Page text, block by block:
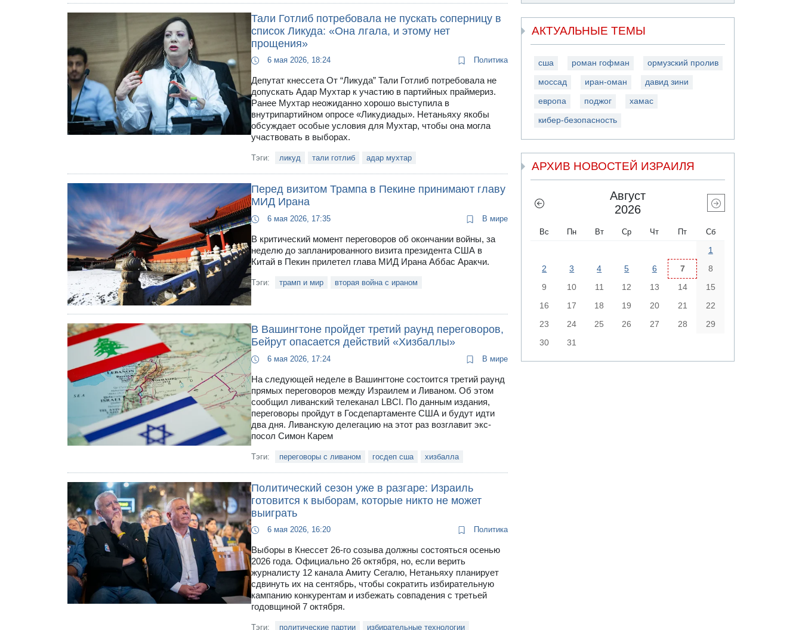
Тали Готлиб потребовала не пускать соперницу в
список Ликуда: «Она лгала, и этому нет
прощения»
6 мая 2026, 18:24 Политика
Депутат кнессета От “Ликуда” Тали Готлиб потребовала не
допускать Адар Мухтар к участию в партийных праймериз.
Ранее Мухтар неожиданно хорошо выступила в
внутрипартийном опросе «Ликудиады». Нетаньяху якобы
обсуждает особые условия для Мухтар, чтобы она могла
участвовать в выборах.
Тэги: ликуд тали готлиб адар мухтар
Перед визитом Трампа в Пекине принимают главу
МИД Ирана
6 мая 2026, 17:35 В мире
В критический момент переговоров об окончании войны, за
неделю до запланированного визита президента США в
Китай в Пекин прилетел глава МИД Ирана Аббас Аракчи.
Тэги: трамп и мир вторая война с ираном
В Вашингтоне пройдет третий раунд переговоров,
Бейрут опасается действий «Хизбаллы»
6 мая 2026, 17:24 В мире
На следующей неделе в Вашингтоне состоится третий раунд
прямых переговоров между Израилем и Ливаном. Об этом
сообщил ливанский телеканал LBCI. По данным издания,
переговоры пройдут в Госдепартаменте США и будут идти
два дня. Ливанскую делегацию на этот раз возглавит экс-
посол Симон Карем
Тэги: переговоры с ливаном госдеп сша хизбалла
Политический сезон уже в разгаре: Израиль
готовится к выборам, которые никто не может
выиграть
6 мая 2026, 16:20 Политика
Выборы в Кнессет 26-го созыва должны состояться осенью
2026 года. Официально 26 октября, но, если верить
журналисту 12 канала Амиту Сегалю, Нетаньяху планирует
сдвинуть их на сентябрь, чтобы сократить избирательную
кампанию конкурентам и избежать совпадения с третьей
годовщиной 7 октября.
Тэги: политические партии избирательные технологии
АКТУАЛЬНЫЕ ТЕМЫ
сша роман гофман ормузский пролив
моссад иран-оман давид зини
европа поджог хамас
кибер-безопасность
АРХИВ НОВОСТЕЙ ИЗРАИЛЯ
Август
2026
Вс Пн Вт Ср Чт Пт Сб
1
2
3 4 5 6 7
8
9
10 11 12 13 14
15
16
17 18 19 20 21
22
23
24 25 26 27 28
29
30
31